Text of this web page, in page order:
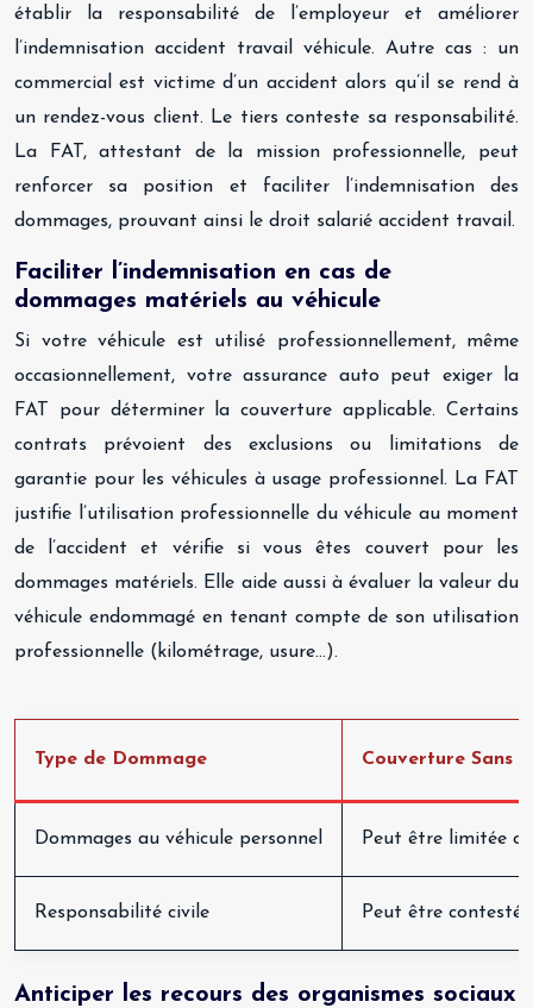
établir la responsabilité de l’employeur et améliorer
l’indemnisation accident travail véhicule. Autre cas : un
commercial est victime d’un accident alors qu’il se rend à
un rendez-vous client. Le tiers conteste sa responsabilité.
La FAT, attestant de la mission professionnelle, peut
renforcer sa position et faciliter l’indemnisation des
dommages, prouvant ainsi le droit salarié accident travail.
Faciliter l’indemnisation en cas de
dommages matériels au véhicule
Si votre véhicule est utilisé professionnellement, même
occasionnellement, votre assurance auto peut exiger la
FAT pour déterminer la couverture applicable. Certains
contrats prévoient des exclusions ou limitations de
garantie pour les véhicules à usage professionnel. La FAT
justifie l’utilisation professionnelle du véhicule au moment
de l’accident et vérifie si vous êtes couvert pour les
dommages matériels. Elle aide aussi à évaluer la valeur du
véhicule endommagé en tenant compte de son utilisation
professionnelle (kilométrage, usure…).
Type de Dommage Couverture Sans
Dommages au véhicule personnel Peut être limitée
Responsabilité civile Peut être
Anticiper les recours des organismes sociaux